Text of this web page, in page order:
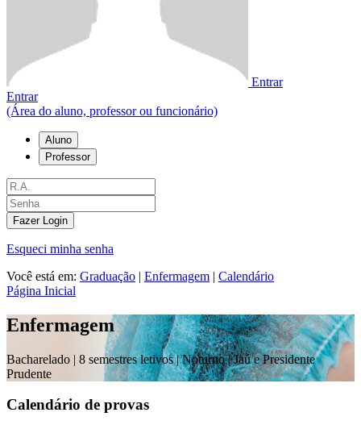
Entrar
Entrar
(Área do aluno, professor ou funcionário)
Aluno
Professor
Fazer Login
Esqueci minha senha
Você está em: Graduação | Enfermagem | Calendário
Página Inicial
Enfermagem
Bacharelado | 8 semestres letivos | Noturno| Jaú e Presidente
Prudente
Calendário de provas